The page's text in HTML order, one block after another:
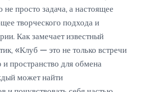
не просто задача, а настоящее
творческого подхода и
Как замечает известный
«Клуб — это не только встречи
пространство для обмена
может найти